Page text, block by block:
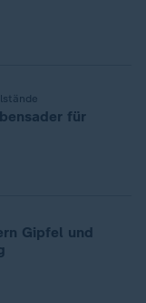
für
Gipfel und